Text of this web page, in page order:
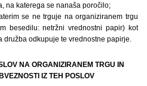
na katerega se nanaša poročilo;
se ne trguje na organiziranem trgu
besedilu: netržni vrednostni papir) kot
odkupuje te vrednostne papirje.
NA ORGANIZIRANEM TRGU IN
IZ TEH POSLOV